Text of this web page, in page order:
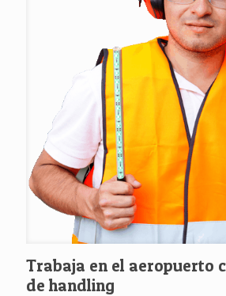
Trabaja en el aeropuerto
de handling